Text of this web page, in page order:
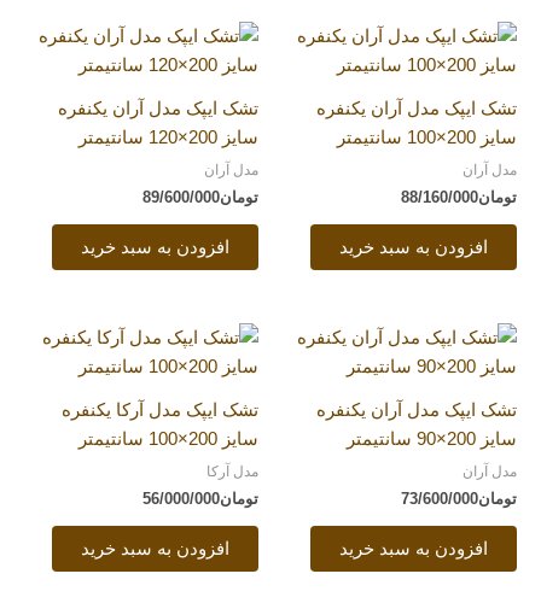
تشک ایپک مدل آران یکنفره
سایز 200×100 سانتیمتر
مدل آران
تومان88/160/000
افزودن به سبد خرید
تشک ایپک مدل آران یکنفره
سایز 200×120 سانتیمتر
مدل آران
تومان89/600/000
افزودن به سبد خرید
تشک ایپک مدل آران یکنفره
سایز 200×90 سانتیمتر
مدل آران
تومان73/600/000
افزودن به سبد خرید
تشک ایپک مدل آرکا یکنفره
سایز 200×100 سانتیمتر
مدل آرکا
تومان56/000/000
افزودن به سبد خرید